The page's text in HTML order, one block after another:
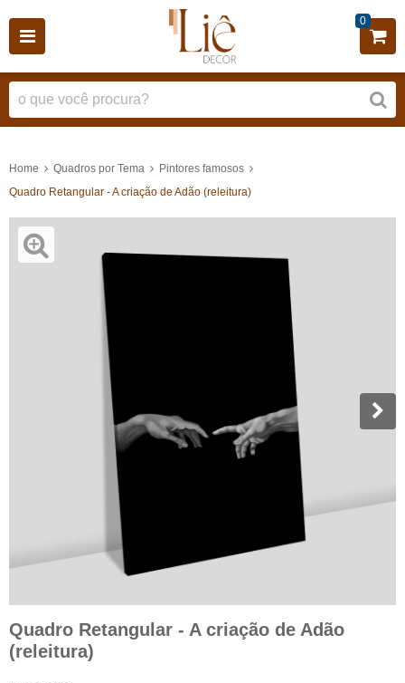
0
Home Quadros por Tema
Pintores famosos
Quadro Retangular - A criação de Adão (releitura)
Quadro Retangular - A criação de Adão
(releitura)